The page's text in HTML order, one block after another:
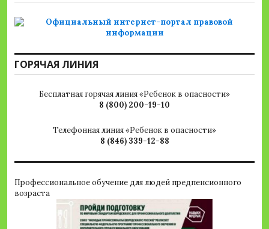
ГОРЯЧАЯ ЛИНИЯ
Бесплатная горячая линия «Ребенок в опасности»
8 (800) 200-19-10
Телефонная линия «Ребенок в опасности»
8 (846) 339-12-88
Профессиональное обучение для людей предпенсионного
возраста